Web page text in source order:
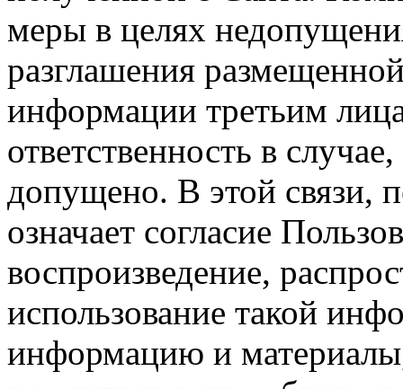
меры в целях
разглашения
информации третьим
ответственность в
допущено. В этой связи,
означает согласие
воспроизведение,
использование такой
информацию и